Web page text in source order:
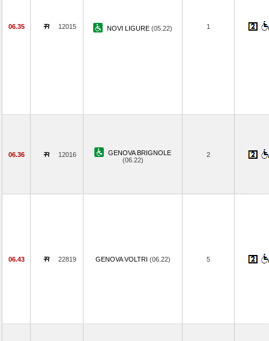
06.35 12015 NOVI LIGURE (05.22) 1
06.36 12016
GENOVA BRIGNOLE
(06.22)
2
06.43 22819 GENOVA VOLTRI (06.22) 5